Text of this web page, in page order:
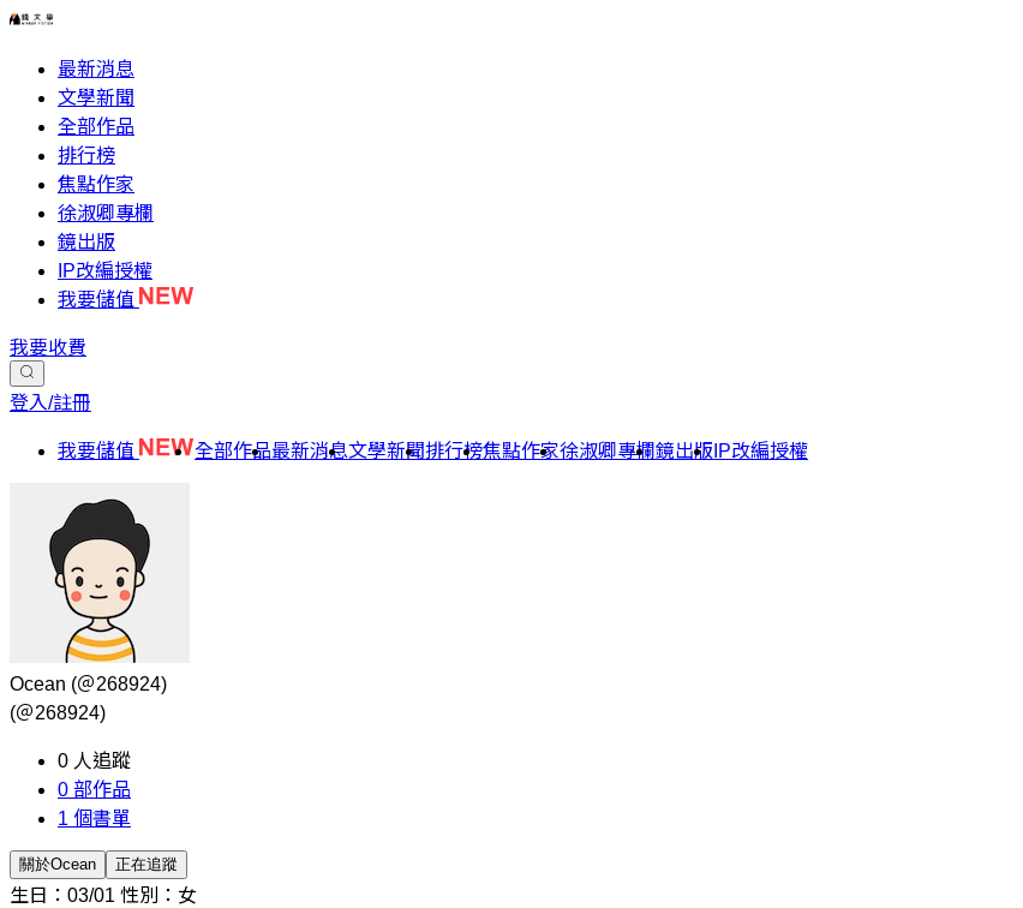
最新消息
文學新聞
全部作品
排行榜
焦點作家
徐淑卿專欄
鏡出版
IP改編授權
我要儲值
我要收費
登入/註冊
我要儲值 全部作品最新消息文學新聞排行榜焦點作家徐淑卿專欄鏡出版 IP改編授權
Ocean (＠268924)
(＠268924)
0 人追蹤
0 部作品
1 個書單
關於Ocean 正在追蹤
生日：03/01 性別：女